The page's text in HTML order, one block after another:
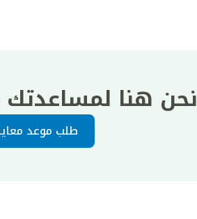
نحن هنا
طلب موعد